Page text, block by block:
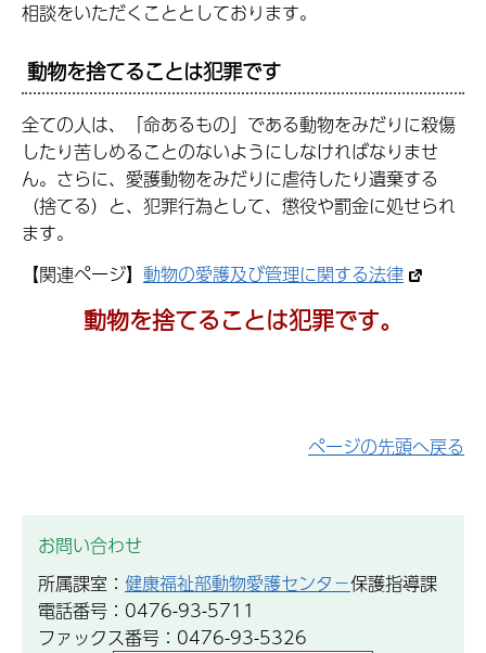
相談をいただくこととしております。
動物を捨てることは犯罪です
全ての人は、「命あるもの」である動物をみだりに殺傷
したり苦しめることのないようにしなければなりませ
ん。さらに、愛護動物をみだりに虐待したり遺棄する
（捨てる）と、犯罪行為として、懲役や罰金に処せられ
ます。
【関連ページ】 動物の愛護及び管理に関する法律
動物を捨てることは犯罪です。
ページの先頭へ戻る
お問い合わせ
所属課室： 健康福祉部動物愛護センタ−保護指導課
電話番号：0476-93-5711
ファックス番号：0476-93-5326